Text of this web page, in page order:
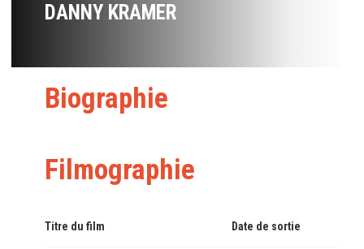
DANNY KRAMER
Biographie
Filmographie
Titre du film Date de sortie